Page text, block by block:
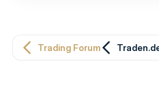
Trading Forum